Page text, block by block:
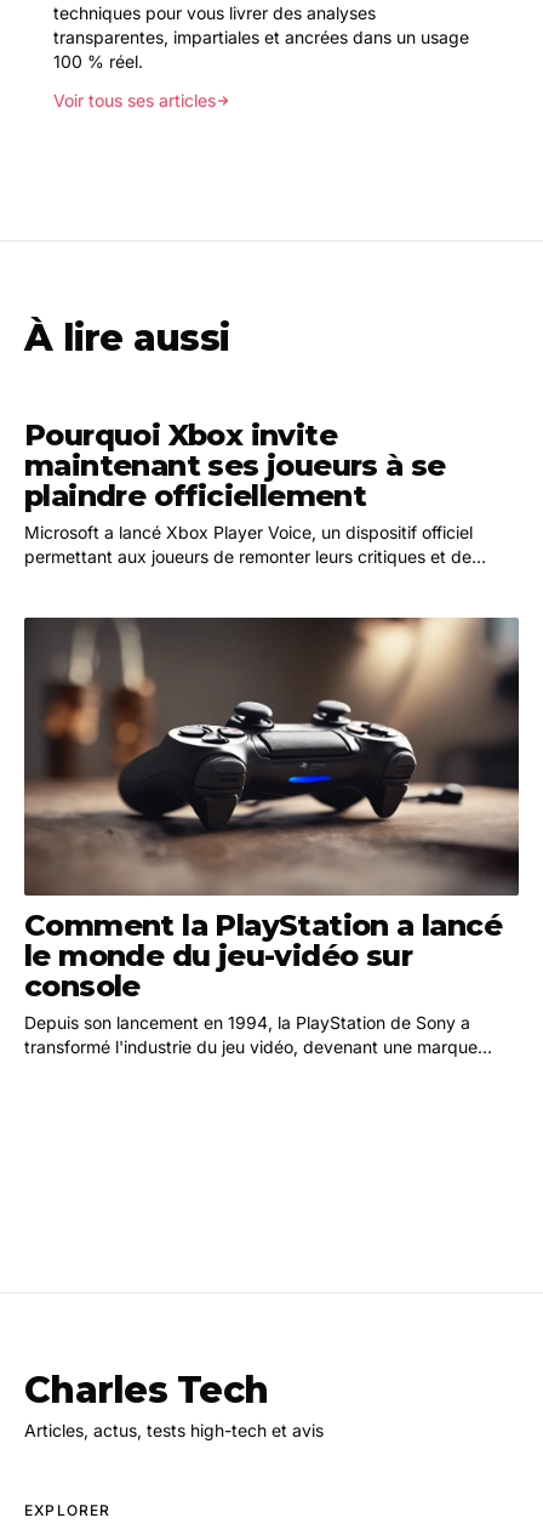
techniques pour vous livrer des analyses
transparentes, impartiales et ancrées dans un usage
100 % réel.
Voir tous ses articles
À lire aussi
Pourquoi Xbox invite
maintenant ses joueurs à se
plaindre officiellement
Microsoft a lancé Xbox Player Voice, un dispositif officiel
permettant aux joueurs de remonter leurs critiques et de
par la directrice Asha Sharma.
Comment la PlayStation a lancé
le monde du jeu-vidéo sur
console
Depuis son lancement en 1994, la PlayStation de Sony a
transformé l'industrie du jeu vidéo, devenant une marque
Charles Tech
Articles, actus, tests high-tech et avis
EXPLORER